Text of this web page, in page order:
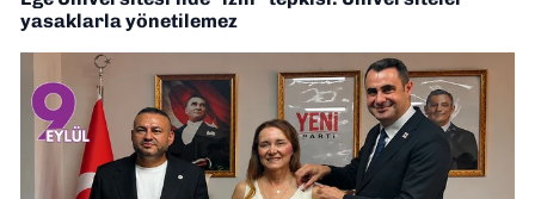
yasaklarla yönetilemez